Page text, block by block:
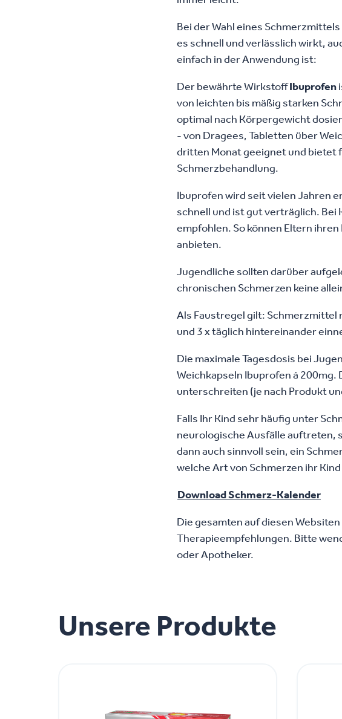
Bei der Wahl eines
es schnell und verlässlich wirkt,
einfach in der Anwendung ist:
Der bewährte WirkstoffIbuprofen
von leichten bis mäßig starken
optimal nach Körpergewicht
- von Dragees, Tabletten über
dritten Monat geeignet und bietet
Schmerzbehandlung.
Ibuprofen wird seit vielen Jahren
schnell und ist gut verträglich. Bei
empfohlen. So können Eltern
anbieten.
Jugendliche sollten darüber
chronischen Schmerzen keine
Als Faustregel gilt: Schmerzmittel
und 3 x täglich hintereinander
Die maximale Tagesdosis bei
Weichkapseln Ibuprofen á
unterschreiten (je nach Produkt
Falls Ihr Kind sehr häufig unter
neurologische Ausfälle auftreten,
dann auch sinnvoll sein, ein
welche Art von Schmerzen ihr
Download Schmerz-Kalender
Die gesamten auf diesen
Therapieempfehlungen. Bitte
oder Apotheker.
Unsere Produkte